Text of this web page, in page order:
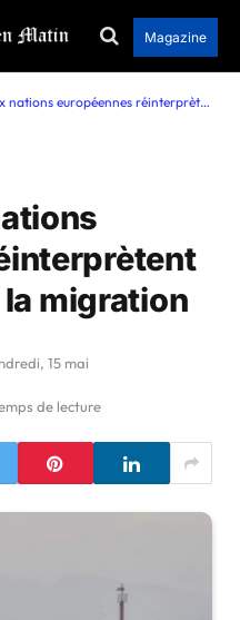
Magazine
réinterprètent les droits liés à la migration
migration
15 mai
de lecture